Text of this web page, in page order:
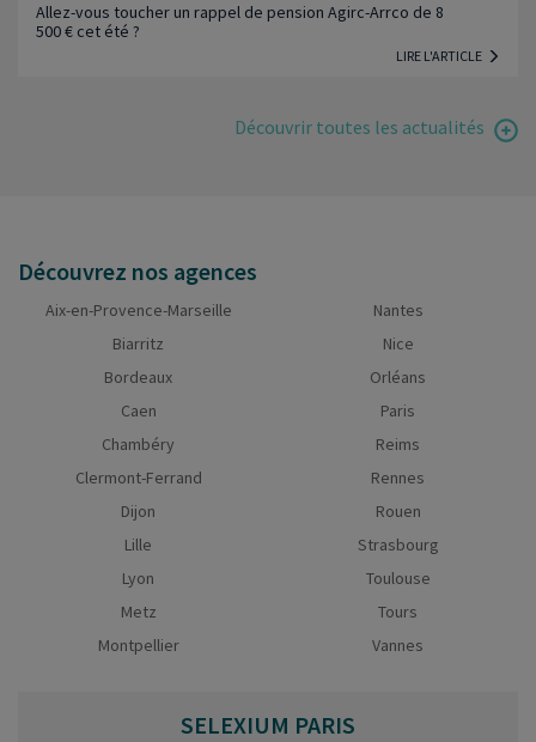
Allez-vous toucher un rappel de pension Agirc-Arrco de 8
500 € cet été ?
LIRE L'ARTICLE
Découvrir toutes les actualités
Découvrez nos agences
Aix-en-Provence-Marseille
Biarritz
Bordeaux
Caen
Chambéry
Clermont-Ferrand
Dijon
Lille
Lyon
Metz
Montpellier
Nantes
Nice
Orléans
Paris
Reims
Rennes
Rouen
Strasbourg
Toulouse
Tours
Vannes
SELEXIUM PARIS